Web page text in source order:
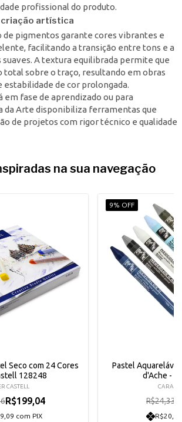
profissional do produto.
criação artística
de pigmentos garante cores vibrantes e
facilitando a transição entre tons e a
suaves. A textura equilibrada permite que
total sobre o traço, resultando em obras
estabilidade de cor prolongada.
em fase de aprendizado ou para
da Arte disponibiliza ferramentas que
de projetos com rigor técnico e qualidade
na sua navegação
Seco com 24 Cores
128248
CASTELL
R$199,04
com PIX
9% OFF
Pastel Aquarelável
d'Ache -
R$24,33